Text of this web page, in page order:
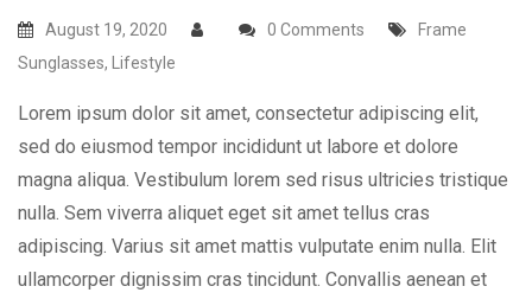
August 19, 2020 0 Comments
Frame
Sunglasses, Lifestyle
Lorem ipsum dolor sit amet, consectetur adipiscing elit,
sed do eiusmod tempor incididunt ut labore et dolore
magna aliqua. Vestibulum lorem sed risus ultricies tristique
nulla. Sem viverra aliquet eget sit amet tellus cras
adipiscing. Varius sit amet mattis vulputate enim nulla. Elit
ullamcorper dignissim cras tincidunt. Convallis aenean et